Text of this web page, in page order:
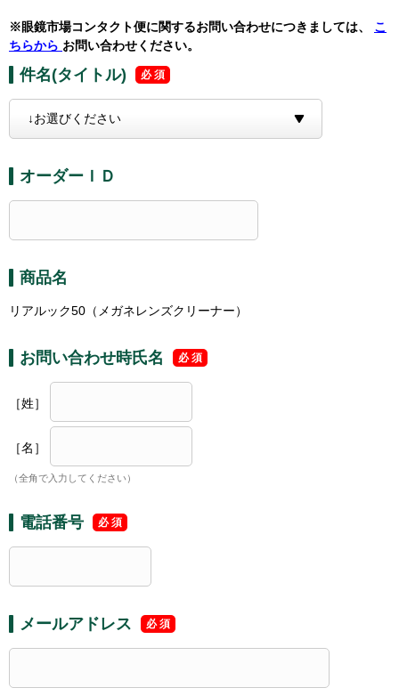
※眼鏡市場コンタクト便に関するお問い合わせにつきましては、 こ
ちらから お問い合わせください。
件名(タイトル)
オーダーＩＤ
商品名
リアルック50（メガネレンズクリーナー）
お問い合わせ時氏名
［姓］
［名］
（全角で入力してください）
電話番号
メールアドレス